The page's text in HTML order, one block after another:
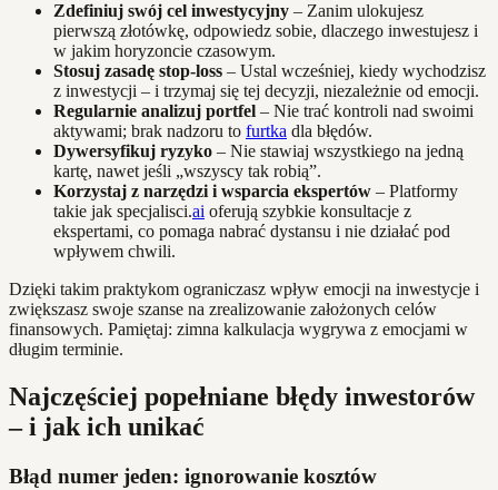
Zdefiniuj swój cel inwestycyjny – Zanim ulokujesz
pierwszą złotówkę, odpowiedz sobie, dlaczego inwestujesz i
w jakim horyzoncie czasowym.
Stosuj zasadę stop-loss – Ustal wcześniej, kiedy wychodzisz
z inwestycji – i trzymaj się tej decyzji, niezależnie od emocji.
Regularnie analizuj portfel – Nie trać kontroli nad swoimi
aktywami; brak nadzoru to furtka dla błędów.
Dywersyfikuj ryzyko – Nie stawiaj wszystkiego na jedną
kartę, nawet jeśli „wszyscy tak robią”.
Korzystaj z narzędzi i wsparcia ekspertów – Platformy
takie jak specjalisci.ai oferują szybkie konsultacje z
ekspertami, co pomaga nabrać dystansu i nie działać pod
wpływem chwili.
Dzięki takim praktykom ograniczasz wpływ emocji na inwestycje i
zwiększasz swoje szanse na zrealizowanie założonych celów
finansowych. Pamiętaj: zimna kalkulacja wygrywa z emocjami w
długim terminie.
Najczęściej popełniane błędy inwestorów
– i jak ich unikać
Błąd numer jeden: ignorowanie kosztów